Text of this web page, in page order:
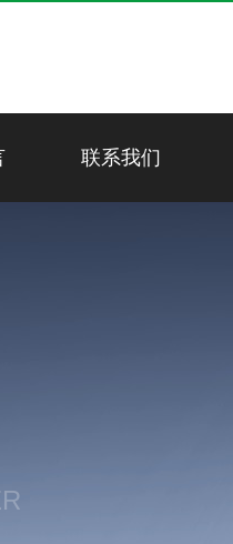
联系我们